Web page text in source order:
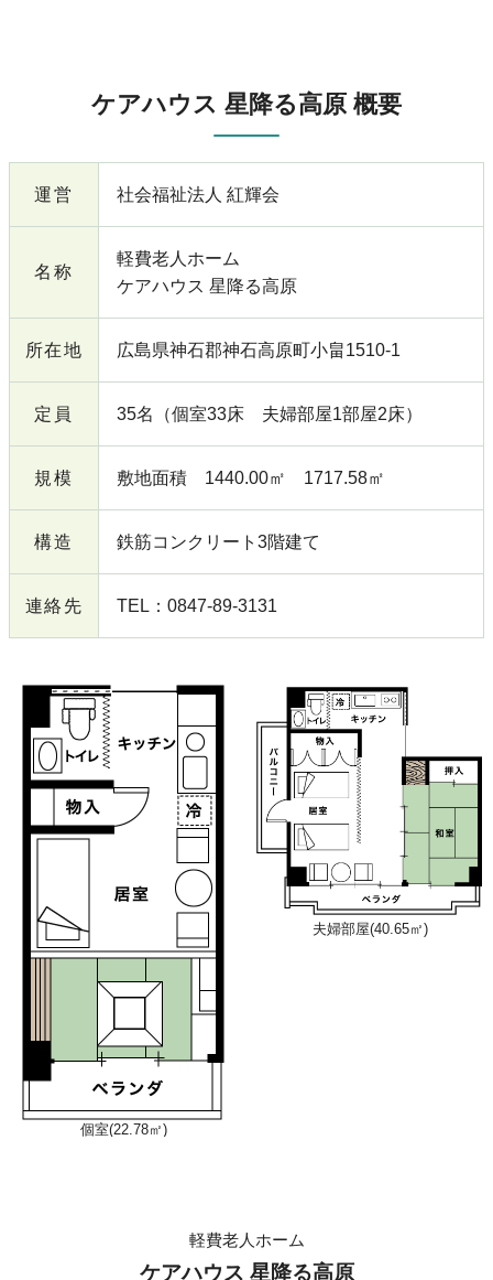
ケアハウス 星降る高原 概要
運営 社会福祉法人 紅輝会
名称
軽費老人ホーム
ケアハウス 星降る高原
所在地 広島県神石郡神石高原町小畠1510-1
定員 35名（個室33床 夫婦部屋1部屋2床）
規模 敷地面積 1440.00㎡ 1717.58㎡
構造 鉄筋コンクリート3階建て
連絡先 TEL：0847-89-3131
個室(22.78㎡)
夫婦部屋(40.65㎡)
軽費老人ホーム
ケアハウス 星降る高原